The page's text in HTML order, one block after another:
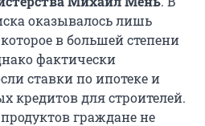
оказывалось лишь
в большей степени
фактически
ставки по ипотеке и
кредитов для строителей.
граждане не